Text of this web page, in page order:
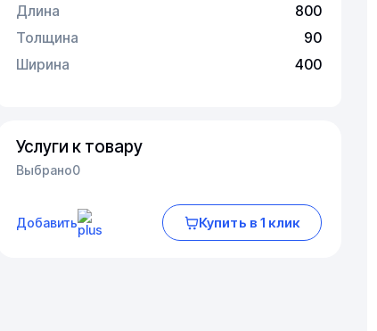
Длина
800
Толщина
90
Ширина
400
Услуги к товару
Выбрано0
Добавить Купить в 1 клик